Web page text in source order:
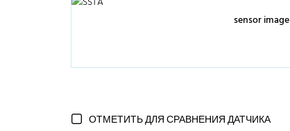
sensor image
ОТМЕТИТЬ ДЛЯ СРАВНЕНИЯ ДАТЧИКА